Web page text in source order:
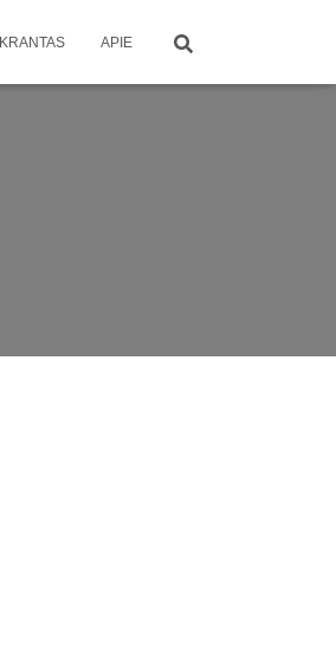
KRANTAS APIE